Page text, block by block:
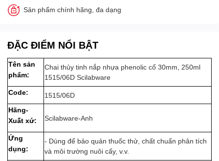
Sản phẩm chính hãng, đa dạng
ĐẶC ĐIỂM NỔI BẬT
Tên sản
phẩm:
Chai thủy tinh nắp nhựa phenolic cổ 30mm, 250ml
1515/06D Scilabware
Code: 1515/06D
Hãng-
Xuất xứ:
Scilabware-Anh
Ứng
dụng:
- Dùng để bảo quản thuốc thử, chất chuẩn phân tích
và môi trường nuôi cấy, v.v.